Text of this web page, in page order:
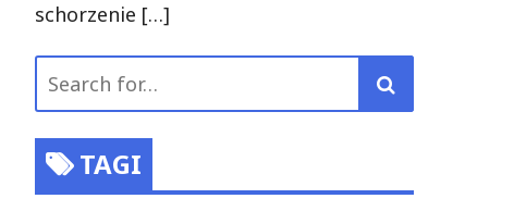
schorzenie […]
for:
TAGI